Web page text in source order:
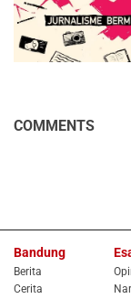
COMMENTS
Bandung
Berita
Cerita